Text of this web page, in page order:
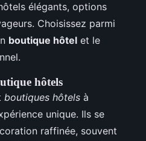
élégants, options
Choisissez parmi
boutique hôtel et le
hôtels
boutiques hôtels à
unique. Ils se
raffinée, souvent